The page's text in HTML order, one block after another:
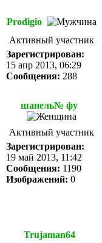
Prodigio
Активный участник
Зарегистрирован:
15 апр 2013, 06:29
Сообщения: 288
шанель№ фу
Активный участник
Зарегистрирован:
19 май 2013, 11:42
Сообщения: 1190
Изображений: 0
Trujaman64